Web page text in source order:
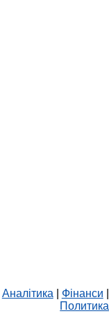
Аналітика Фінанси
Политика